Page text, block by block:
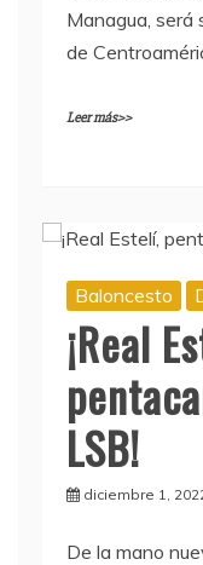
Managua, será
de
Leer más>>
Baloncesto
¡Real
LSB!
diciembre 1,
De la mano